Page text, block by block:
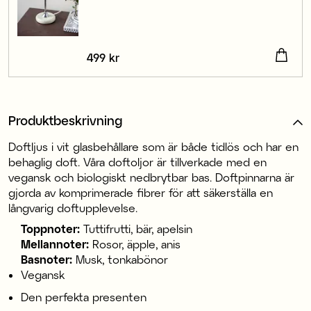
Pris :499 kr
499 kr
Produktbeskrivning
Doftljus i vit glasbehållare som är både tidlös och har en
behaglig doft. Våra doftoljor är tillverkade med en
vegansk och biologiskt nedbrytbar bas. Doftpinnarna är
gjorda av komprimerade fibrer för att säkerställa en
långvarig doftupplevelse.
Toppnoter: Tuttifrutti, bär, apelsin
Mellannoter: Rosor, äpple, anis
Basnoter: Musk, tonkabönor
Vegansk
Den perfekta presenten